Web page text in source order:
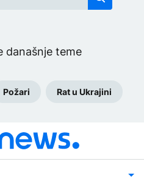
današnje teme
Požari Rat u Ukrajini